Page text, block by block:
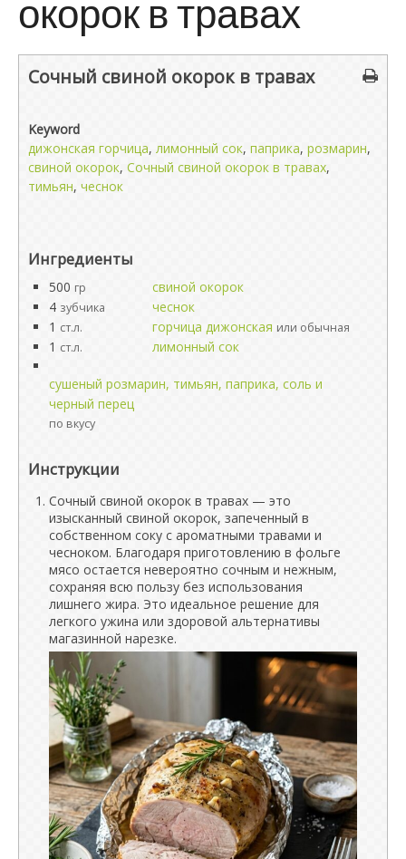
окорок в травах
Сочный свиной окорок в травах
Keyword
дижонская горчица, лимонный сок, паприка, розмарин,
свиной окорок, Сочный свиной окорок в травах,
тимьян, чеснок
Ингредиенты
500 гр
свиной окорок
4 зубчика
чеснок
1 ст.л. горчица дижонская или обычная
1 ст.л. лимонный сок
сушеный розмарин, тимьян, паприка, соль и
черный перец
по вкусу
Инструкции
Сочный свиной окорок в травах — это
изысканный свиной окорок, запеченный в
собственном соку с ароматными травами и
чесноком. Благодаря приготовлению в фольге
мясо остается невероятно сочным и нежным,
сохраняя всю пользу без использования
лишнего жира. Это идеальное решение для
легкого ужина или здоровой альтернативы
магазинной нарезке.